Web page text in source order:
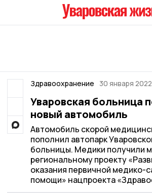
Здравоохранение 30 января
Уваровская больница
новый автомобиль
Автомобиль скорой
пополнил автопарк
больницы. Медики получили
региональному проекту
оказания первичной медико-
помощи» нацпроекта